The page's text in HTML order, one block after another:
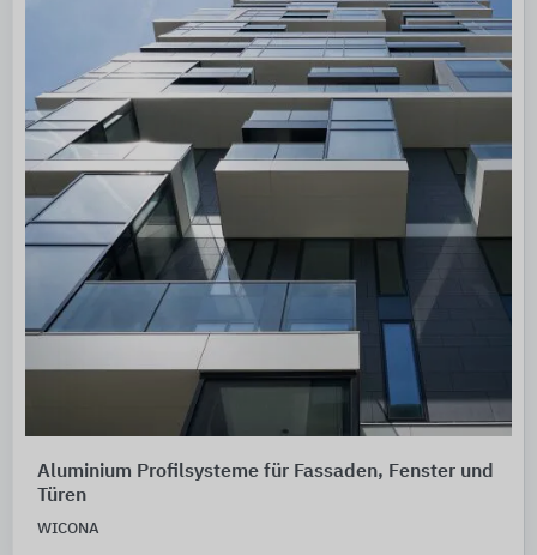
Aluminium Profilsysteme für Fassaden, Fenster und
Türen
WICONA